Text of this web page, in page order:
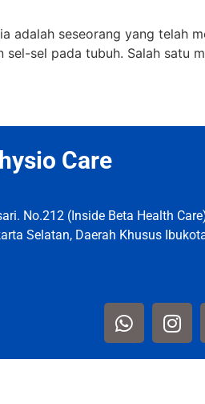
adalah seseorang yang telah
sel pada tubuh. Salah satu
Care
No.212 (Inside Beta Health
Selatan, Daerah Khusus